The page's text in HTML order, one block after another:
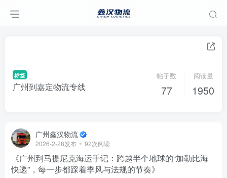
标签
广州到嘉定物流专线
帖子数
77
阅读量
1950
广州鑫汉物流
2026-2-28发布 92次阅读
《广州到马提尼克海运手记：跨越半个地球的“加勒比海
快递”，每一步都踩着季风与法规的节奏》